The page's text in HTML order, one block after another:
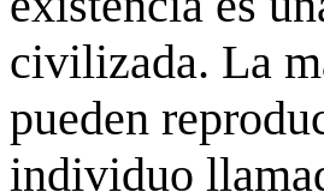
civilizada. La
pueden
individuo